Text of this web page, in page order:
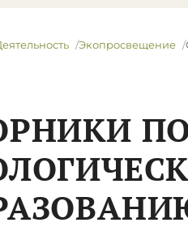
Экопросвещение